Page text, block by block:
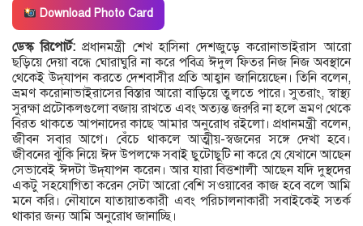
Download Photo Card
ডেস্ক রিপোর্ট:প্রধানমন্ত্রী শেখ হাসিনা দেশজুড়ে করোনাভাইরাস আরো
ছড়িয়ে দেয়া বন্ধে ঘোরাঘুরি না করে পবিত্র ঈদুল ফিতর নিজ নিজ অবস্থানে
থেকেই উদ্‌যাপন করতে দেশবাসীর প্রতি আহ্বান জানিয়েছেন। তিনি বলেন,
ভ্রমণ করোনাভাইরাসের বিস্তার আরো বাড়িয়ে তুলতে পারে। সুতরাং, স্বাস্থ্য
সুরক্ষা প্রটোকলগুলো বজায় রাখতে এবং অত্যন্ত জরুরি না হলে ভ্রমণ থেকে
বিরত থাকতে আপনাদের কাছে আমার অনুরোধ রইলো। প্রধানমন্ত্রী বলেন,
জীবন সবার আগে। বেঁচে থাকলে আত্মীয়-স্বজনের সঙ্গে দেখা হবে।
জীবনের ঝুঁকি নিয়ে ঈদ উপলক্ষে সবাই ছুটোছুটি না করে যে যেখানে আছেন
সেভাবেই ঈদটা উদ্‌যাপন করেন। আর যারা বিত্তশালী আছেন যদি দুস্থদের
একটু সহযোগিতা করেন সেটা আরো বেশি সওয়াবের কাজ হবে বলে আমি
মনে করি। নৌযানে যাতায়াতকারী এবং পরিচালনাকারী সবাইকেই সতর্ক
থাকার জন্য আমি অনুরোধ জানাচ্ছি।